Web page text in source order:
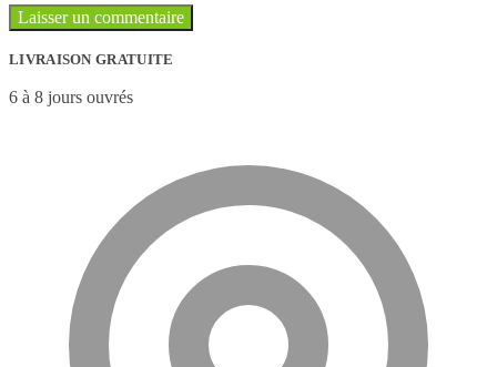
LIVRAISON GRATUITE
6 à 8 jours ouvrés